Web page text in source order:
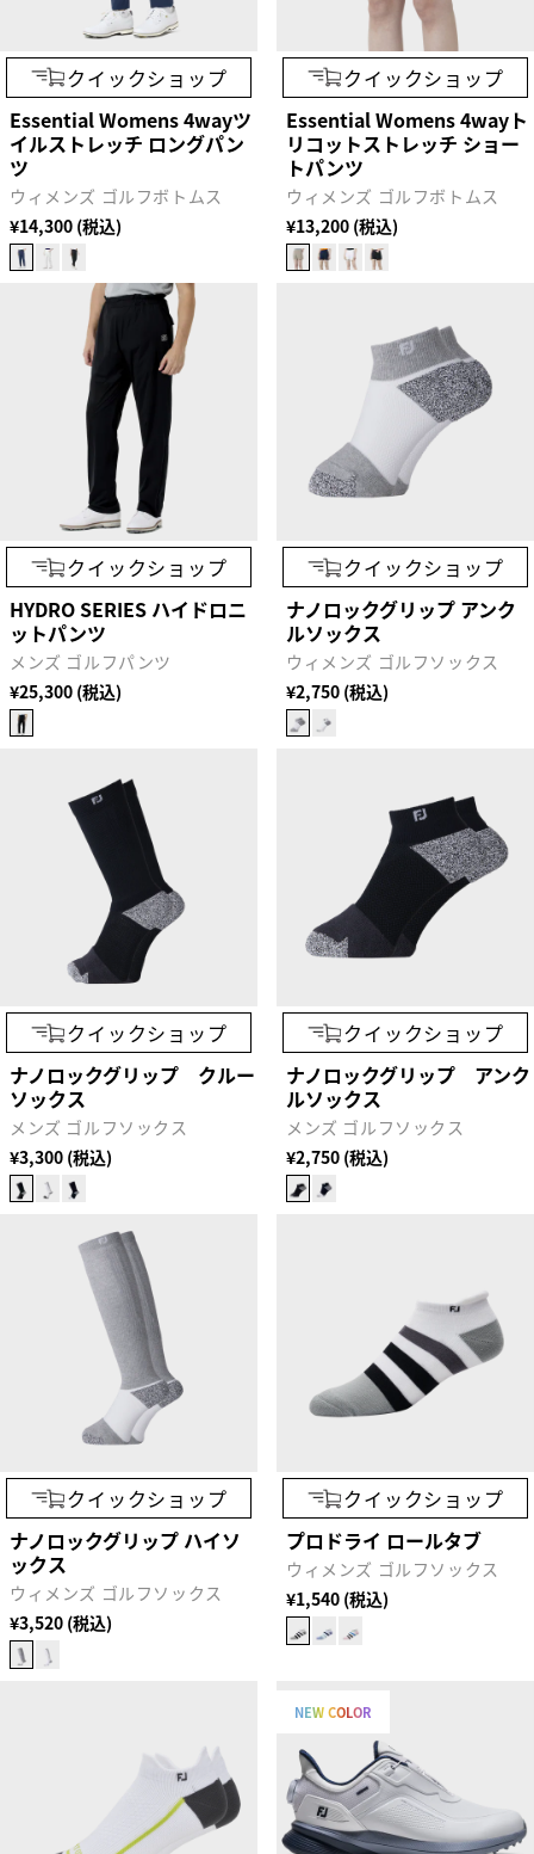
クイックショップ
Essential Womens 4wayツ
イルストレッチ ロングパン
ツ
ウィメンズ ゴルフボトムス
¥14,300 (税込)
クイックショップ
Essential Womens 4wayト
リコットストレッチ ショー
トパンツ
ウィメンズ ゴルフボトムス
¥13,200 (税込)
クイックショップ
HYDRO SERIES ハイドロニ
ットパンツ
メンズ ゴルフパンツ
¥25,300 (税込)
クイックショップ
ナノロックグリップ アンク
ルソックス
ウィメンズ ゴルフソックス
¥2,750 (税込)
クイックショップ
ナノロックグリップ クルー
ソックス
メンズ ゴルフソックス
¥3,300 (税込)
クイックショップ
ナノロックグリップ アンク
ルソックス
メンズ ゴルフソックス
¥2,750 (税込)
クイックショップ
ナノロックグリップ ハイソ
ックス
ウィメンズ ゴルフソックス
¥3,520 (税込)
クイックショップ
プロドライ ロールタブ
ウィメンズ ゴルフソックス
¥1,540 (税込)
NEW COLOR